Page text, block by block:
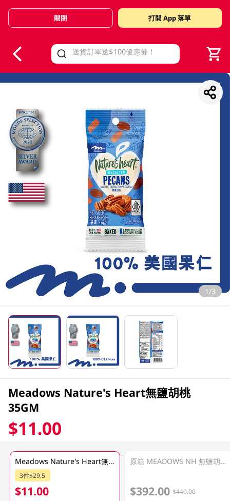
Valid Until 30 June 2026
關閉 打開 App 落單
1/3
Meadows Nature's Heart無鹽胡桃
35GM
$11.00
Meadows Nature's Heart無鹽胡桃 35GM
3件$29.5
$11.00
原箱 MEADOWS NH 無鹽胡桃 40 X 35GM
$392.00 $440.00